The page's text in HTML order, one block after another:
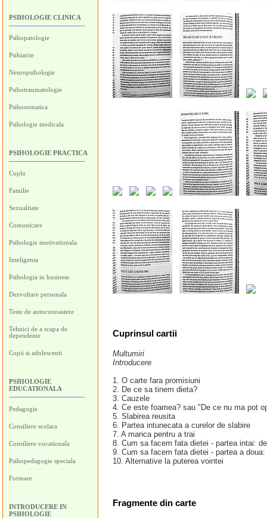
PSIHOLOGIE CLINICA
Psihopatologie
Psihiatrie
Neuropsihologie
Psihotraumatologie
Psihosomatica
Psihologie medicala
PSIHOLOGIE PRACTICA
Cuplu
Familie
Sexualitate
Comunicare
Psihologie motivationala
Inteligenta
Psihologia in business
Dezvoltare personala
Teste de autocunoastere
Tehnici de a scapa de
dependente
Copii si adolescenti
PSIHOLOGIE
EDUCATIONALA
Pedagogie
Consiliere scolara
Consiliere vocationala
Psihopedagogie speciala
Formare
INTRODUCERE IN
PSIHOLOGIE
Cuprinsul cartii
Multumiri
Introducere
1. O carte fara promisiuni
2. De ce sa tinem dieta?
3. Cauzele
4. Ce este foamea? sau "De ce nu ma pot
5. Slabirea reusita
6. Partea intunecata a curelor de slabire
7. A manca pentru a trai
8. Cum sa facem fata dietei - partea intai:
9. Cum sa facem fata dietei - partea a
10. Alternative la puterea vointei
Fragmente din carte